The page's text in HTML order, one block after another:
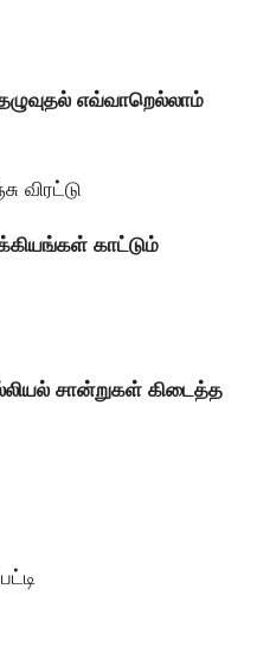
எவ்வாறெல்லாம்
விரட்டு
காட்டும்
சான்றுகள் கிடைத்த